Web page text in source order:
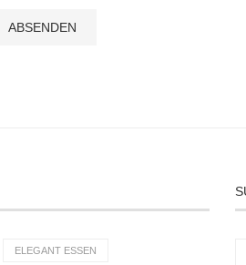
ELEGANT ESSEN